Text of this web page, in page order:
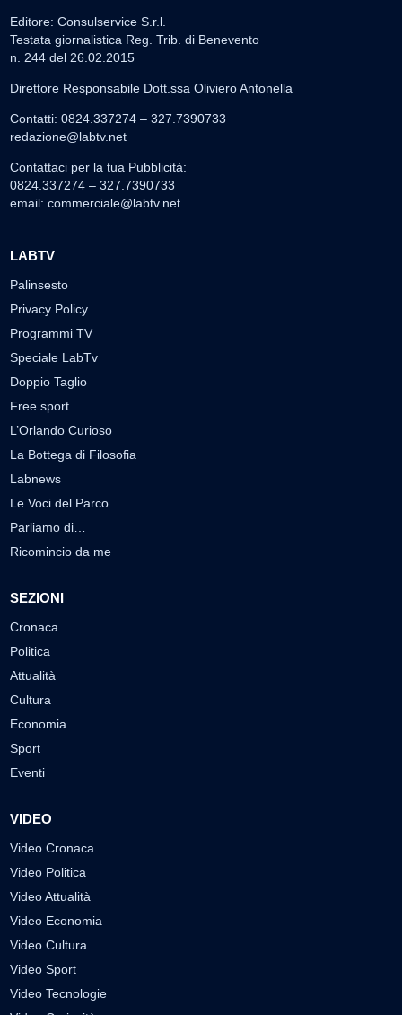
Editore: Consulservice S.r.l.
Testata giornalistica Reg. Trib. di Benevento
n. 244 del 26.02.2015
Direttore Responsabile Dott.ssa Oliviero Antonella
Contatti: 0824.337274 – 327.7390733
redazione@labtv.net
Contattaci per la tua Pubblicità:
0824.337274 – 327.7390733
email: commerciale@labtv.net
LABTV
Palinsesto
Privacy Policy
Programmi TV
Speciale LabTv
Doppio Taglio
Free sport
L’Orlando Curioso
La Bottega di Filosofia
Labnews
Le Voci del Parco
Parliamo di…
Ricomincio da me
SEZIONI
Cronaca
Politica
Attualità
Cultura
Economia
Sport
Eventi
VIDEO
Video Cronaca
Video Politica
Video Attualità
Video Economia
Video Cultura
Video Sport
Video Tecnologie